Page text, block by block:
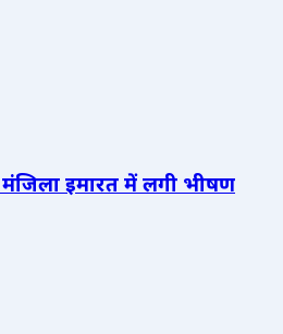
इमारत में लगी भीषण